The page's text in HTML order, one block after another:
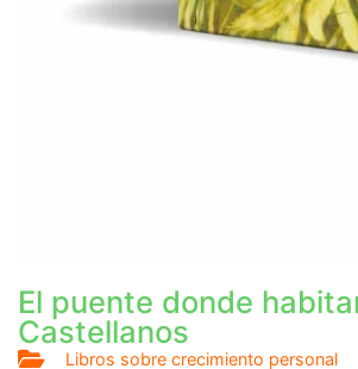
El puente donde
Castellanos
Libros sobre crecimiento personal